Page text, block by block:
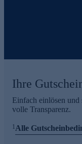
Ihre
Einfach einlösen
volle Transparenz.
1 Alle